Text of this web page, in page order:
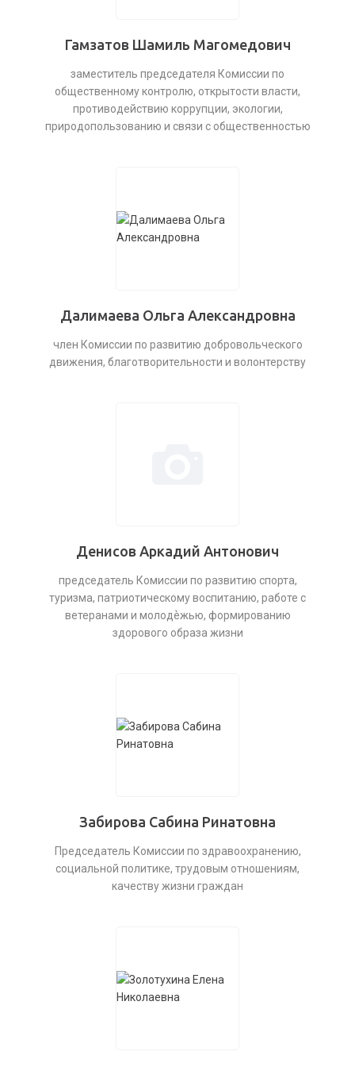
Гамзатов Шамиль Магомедович
заместитель председателя Комиссии по
общественному контролю, открытости власти,
противодействию коррупции, экологии,
природопользованию и связи с общественностью
Далимаева Ольга Александровна
член Комиссии по развитию добровольческого
движения, благотворительности и волонтерству
Денисов Аркадий Антонович
председатель Комиссии по развитию спорта,
туризма, патриотическому воспитанию, работе с
ветеранами и молодѐжью, формированию
здорового образа жизни
Забирова Сабина Ринатовна
Председатель Комиссии по здравоохранению,
социальной политике, трудовым отношениям,
качеству жизни граждан